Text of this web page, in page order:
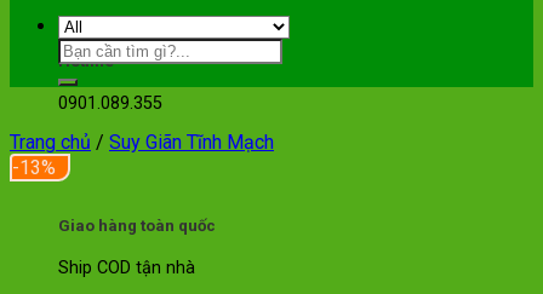
Hotline
0901.089.355
Giao hàng toàn quốc
Ship COD tận nhà
Trang chủ / Suy Giãn Tĩnh Mạch
-13%